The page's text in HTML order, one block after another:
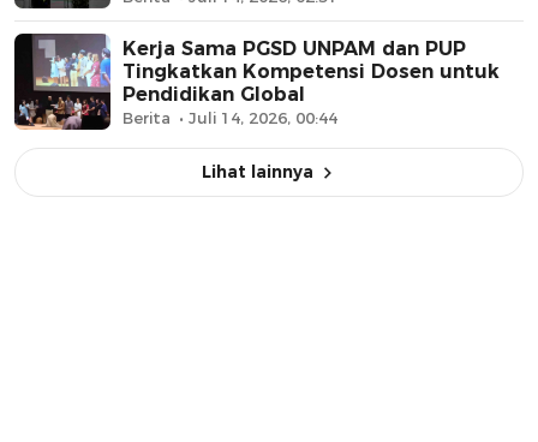
Kerja Sama PGSD UNPAM dan PUP
Tingkatkan Kompetensi Dosen untuk
Pendidikan Global
Berita Juli 14, 2026, 00:44
Lihat lainnya